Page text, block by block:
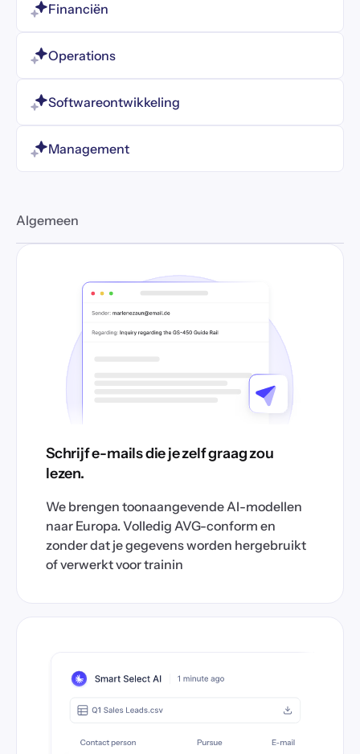
Financiën
Operations
Softwareontwikkeling
Management
Algemeen
Schrijf e-mails die je zelf graag zou
lezen.
We brengen toonaangevende AI-modellen
naar Europa. Volledig AVG-conform en
zonder dat je gegevens worden hergebruikt
of verwerkt voor trainin